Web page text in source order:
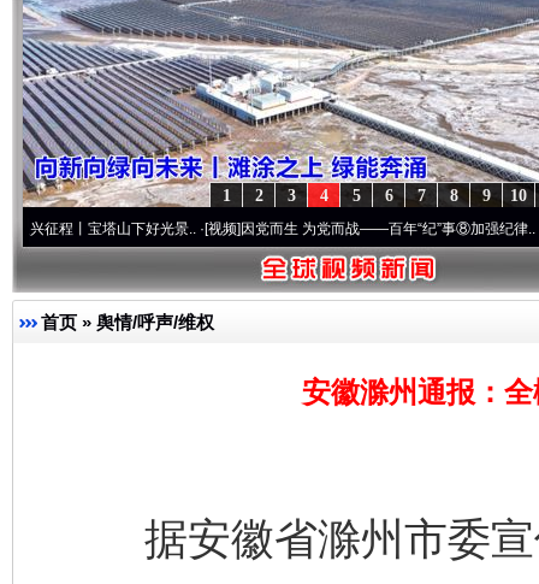
10
9
8
7
6
5
4
3
2
1
塔山下好光景..·[视频]因党而生 为党而战——百年“纪”事⑧加强纪律..·[视频]牢记
首页 » 舆情/呼声/维权
安徽滁州通报：
据安徽省滁州市委宣